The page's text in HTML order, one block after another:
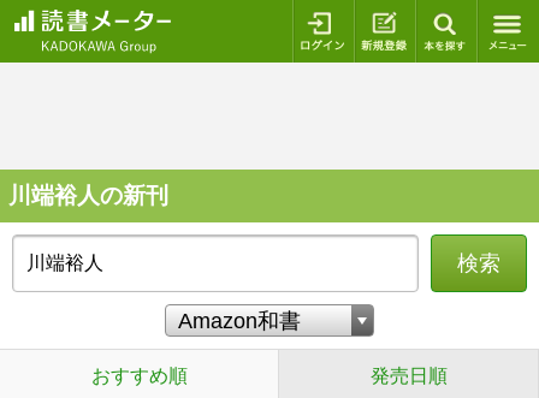
ログイン 新規登録
川端裕人の新刊
検索
おすすめ順 発売日順